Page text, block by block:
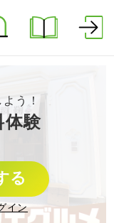
う！
体験
る
イン